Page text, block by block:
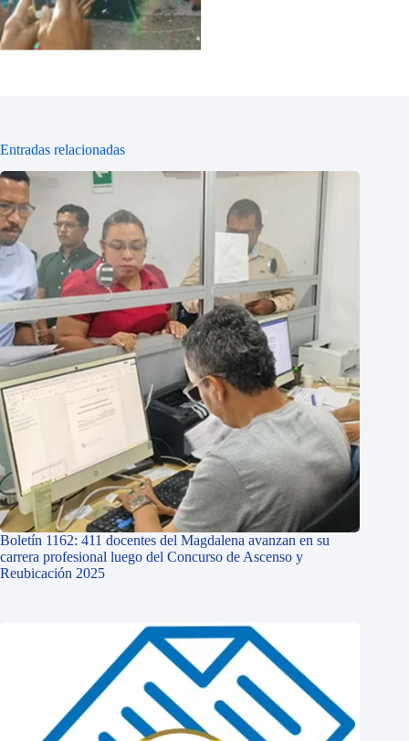
Entradas relacionadas
Boletín 1162: 411 docentes del Magdalena avanzan en su
carrera profesional luego del Concurso de Ascenso y
Reubicación 2025